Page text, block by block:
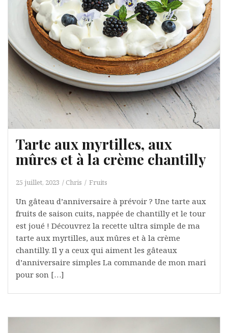
Tarte aux myrtilles, aux
mûres et à la crème chantilly
25 juillet, 2023 Chris Fruits
Un gâteau d’anniversaire à prévoir ? Une tarte aux
fruits de saison cuits, nappée de chantilly et le tour
est joué ! Découvrez la recette ultra simple de ma
tarte aux myrtilles, aux mûres et à la crème
chantilly. Il y a ceux qui aiment les gâteaux
d’anniversaire simples La commande de mon mari
pour son […]